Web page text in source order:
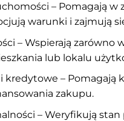
– Pomagają
warunki i zajmują
– Wspierają zarówno
lub lokalu
kredytowe –
zakupu.
– Weryfikują